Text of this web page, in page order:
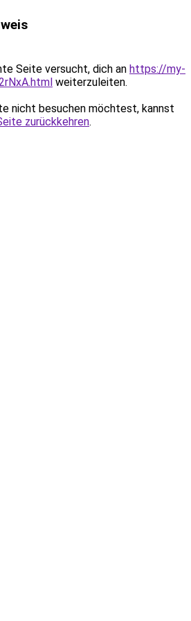
Seite versucht, dich an https://my-
weiterzuleiten.
nicht besuchen möchtest, kannst
zurückkehren.